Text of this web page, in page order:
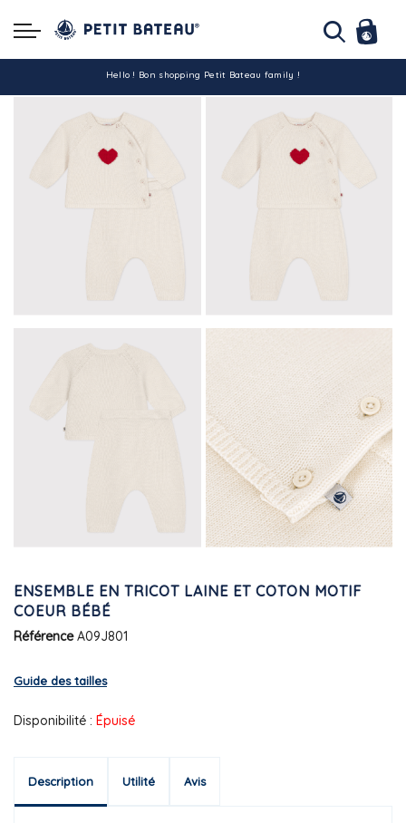
Hello ! Bon shopping Petit Bateau family !
La livraison est assurée partout en Tunisie !
-10% pour tout paiement par carte bancaire (hors promo)
ENSEMBLE EN TRICOT LAINE ET COTON MOTIF
COEUR BÉBÉ
Référence A09J801
Guide des tailles
Disponibilité : Épuisé
Description Utilité Avis